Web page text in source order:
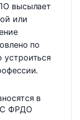
высылает
или
по
в
ФРДО